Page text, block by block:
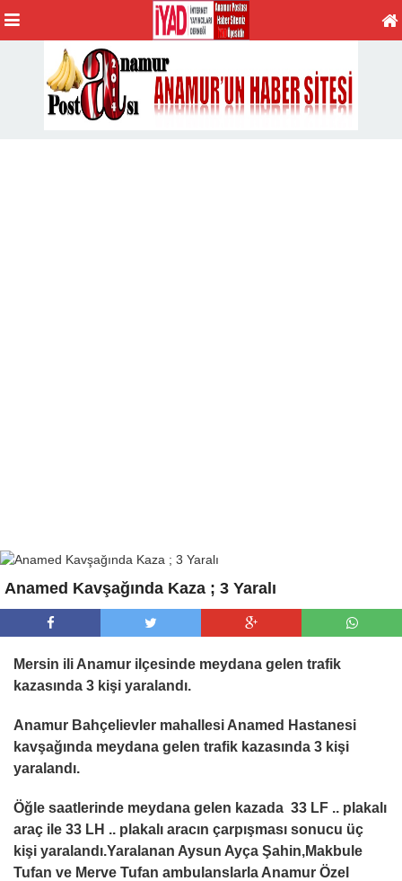
Anamed Kavşağında Kaza ; 3 Yaralı
Mersin ili Anamur ilçesinde meydana gelen trafik
kazasında 3 kişi yaralandı.
Anamur Bahçelievler mahallesi Anamed Hastanesi
kavşağında meydana gelen trafik kazasında 3 kişi
yaralandı.
Öğle saatlerinde meydana gelen kazada 33 LF .. plakalı
araç ile 33 LH .. plakalı aracın çarpışması sonucu üç
kişi yaralandı.Yaralanan Aysun Ayça Şahin,Makbule
Tufan ve Merve Tufan ambulanslarla Anamur Özel